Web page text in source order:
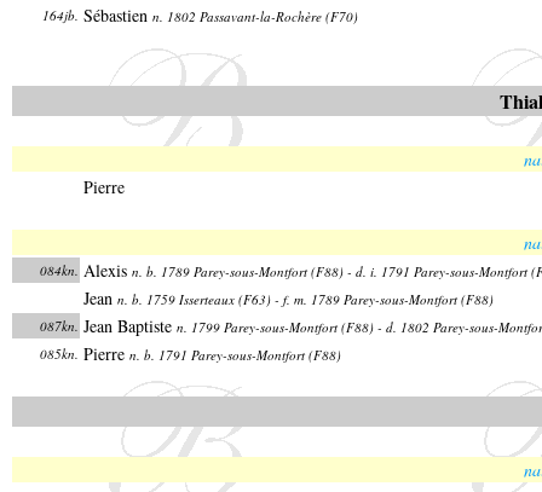
164jb. Sébastien n. 1802 Passavant-la-Rochère (F70)
Pierre
084kn. Alexis n. b. 1789 Parey-sous-Montfort (F88) - d. i. 1791 Parey-sous-Montfort
Jean n. b. 1759 Isserteaux (F63) - f. m. 1789 Parey-sous-Montfort (F88)
087kn. Jean Baptiste n. 1799 Parey-sous-Montfort (F88) - d. 1802 Parey-sous-
085kn. Pierre n. b. 1791 Parey-sous-Montfort (F88)